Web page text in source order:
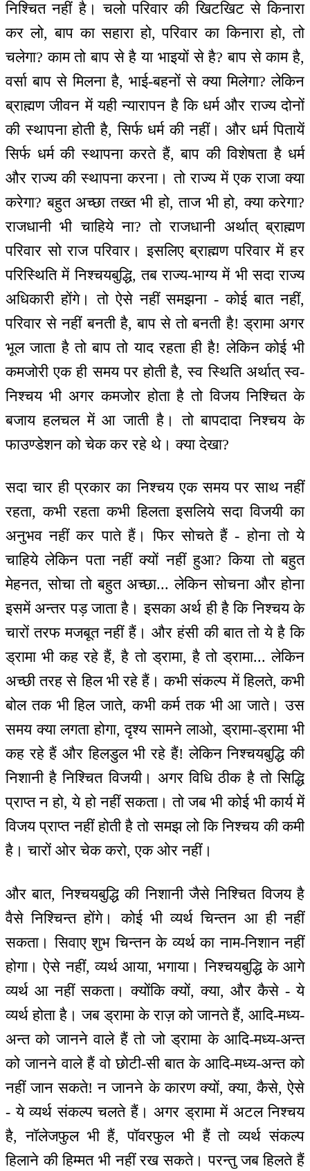
निश्चित नहीं है। चलो परिवार की खिटखिट से किनारा
कर लो, बाप का सहारा हो, परिवार का किनारा हो, तो
चलेगा? काम तो बाप से है या भाइयों से है? बाप से काम है,
वर्सा बाप से मिलना है, भाई-बहनों से क्या मिलेगा? लेकिन
ब्राह्मण जीवन में यही न्यारापन है कि धर्म और राज्य दोनों
की स्थापना होती है, सिर्फ धर्म की नहीं। और धर्म पितायें
सिर्फ धर्म की स्थापना करते हैं, बाप की विशेषता है धर्म
और राज्य की स्थापना करना। तो राज्य में एक राजा क्या
करेगा? बहुत अच्छा तख्त भी हो, ताज भी हो, क्या करेगा?
राजधानी भी चाहिये ना? तो राजधानी अर्थात् ब्राह्मण
परिवार सो राज परिवार। इसलिए ब्राह्मण परिवार में हर
परिस्थिति में निश्चयबुद्धि, तब राज्य-भाग्य में भी सदा राज्य
अधिकारी होंगे। तो ऐसे नहीं समझना - कोई बात नहीं,
परिवार से नहीं बनती है, बाप से तो बनती है! ड्रामा अगर
भूल जाता है तो बाप तो याद रहता ही है! लेकिन कोई भी
कमजोरी एक ही समय पर होती है, स्व स्थिति अर्थात् स्व-
निश्चय भी अगर कमजोर होता है तो विजय निश्चित के
बजाय हलचल में आ जाती है। तो बापदादा निश्चय के
फाउण्डेशन को चेक कर रहे थे। क्या देखा?
सदा चार ही प्रकार का निश्चय एक समय पर साथ नहीं
रहता, कभी रहता कभी हिलता इसलिये सदा विजयी का
अनुभव नहीं कर पाते हैं। फिर सोचते हैं - होना तो ये
चाहिये लेकिन पता नहीं क्यों नहीं हुआ? किया तो बहुत
मेहनत, सोचा तो बहुत अच्छा... लेकिन सोचना और होना
इसमें अन्तर पड़ जाता है। इसका अर्थ ही है कि निश्चय के
चारों तरफ मजबूत नहीं हैं। और हंसी की बात तो ये है कि
ड्रामा भी कह रहे हैं, है तो ड्रामा, है तो ड्रामा... लेकिन
अच्छी तरह से हिल भी रहे हैं। कभी संकल्प में हिलते, कभी
बोल तक भी हिल जाते, कभी कर्म तक भी आ जाते। उस
समय क्या लगता होगा, दृश्य सामने लाओ, ड्रामा-ड्रामा भी
कह रहे हैं और हिलडुल भी रहे हैं! लेकिन निश्चयबुद्धि की
निशानी है निश्चित विजयी। अगर विधि ठीक है तो सिद्धि
प्राप्त न हो, ये हो नहीं सकता। तो जब भी कोई भी कार्य में
विजय प्राप्त नहीं होती है तो समझ लो कि निश्चय की कमी
है। चारों ओर चेक करो, एक ओर नहीं।
और बात, निश्चयबुद्धि की निशानी जैसे निश्चित विजय है
वैसे निश्चिन्त होंगे। कोई भी व्यर्थ चिन्तन आ ही नहीं
सकता। सिवाए शुभ चिन्तन के व्यर्थ का नाम-निशान नहीं
होगा। ऐसे नहीं, व्यर्थ आया, भगाया। निश्चयबुद्धि के आगे
व्यर्थ आ नहीं सकता। क्योंकि क्यों, क्या, और कैसे - ये
व्यर्थ होता है। जब ड्रामा के राज़ को जानते हैं, आदि-मध्य-
अन्त को जानने वाले हैं तो जो ड्रामा के आदि-मध्य-अन्त
को जानने वाले हैं वो छोटी-सी बात के आदि-मध्य-अन्त को
नहीं जान सकते! न जानने के कारण क्यों, क्या, कैसे, ऐसे
- ये व्यर्थ संकल्प चलते हैं। अगर ड्रामा में अटल निश्चय
है, नॉलेजफुल भी हैं, पॉवरफुल भी हैं तो व्यर्थ संकल्प
हिलाने की हिम्मत भी नहीं रख सकते। परन्तु जब हिलते हैं